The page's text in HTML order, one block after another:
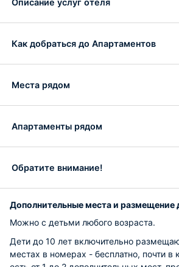
Как добраться до Апартаментов
Места рядом
Апартаменты рядом
Обратите внимание!
Дополнительные места и размещение
Можно с детьми любого возраста.
Дети до 10 лет включительно
местах в номерах - бесплатно, почти